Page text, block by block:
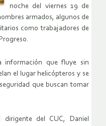
noche del viernes 19 de
armados, algunos de
como trabajadores de
información que fluye sin
el lugar helicópteros y se
que buscan tomar
del CUC, Daniel